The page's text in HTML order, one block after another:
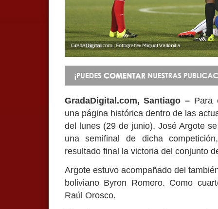
GradaDigital.com, Santiago – Para
una página histórica dentro de las
del lunes (29 de junio), José Argote
una semifinal de dicha
resultado final la victoria del conjunto
Argote estuvo acompañado del
boliviano Byron Romero. Como
Raúl Orosco.